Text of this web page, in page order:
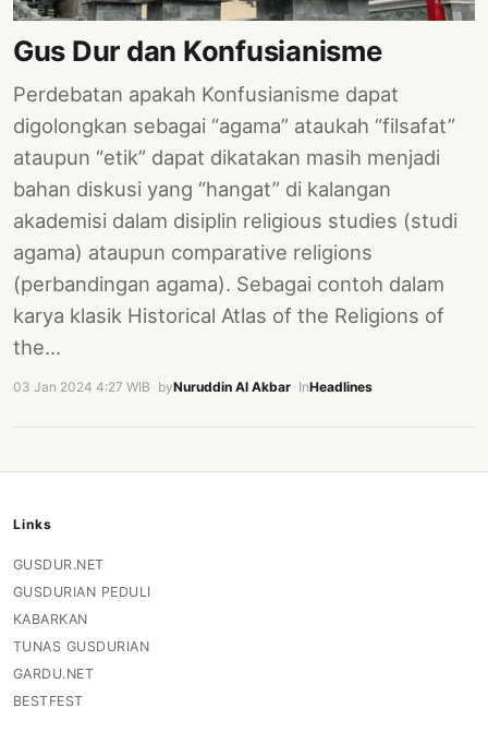
Gus Dur dan Konfusianisme
Perdebatan apakah Konfusianisme dapat
digolongkan sebagai “agama” ataukah “filsafat”
ataupun “etik” dapat dikatakan masih menjadi
bahan diskusi yang “hangat” di kalangan
akademisi dalam disiplin religious studies (studi
agama) ataupun comparative religions
(perbandingan agama). Sebagai contoh dalam
karya klasik Historical Atlas of the Religions of
the…
03 Jan 2024 4:27 WIB byNuruddin Al Akbar InHeadlines
Links
GUSDUR.NET
GUSDURIAN PEDULI
KABARKAN
TUNAS GUSDURIAN
GARDU.NET
BESTFEST